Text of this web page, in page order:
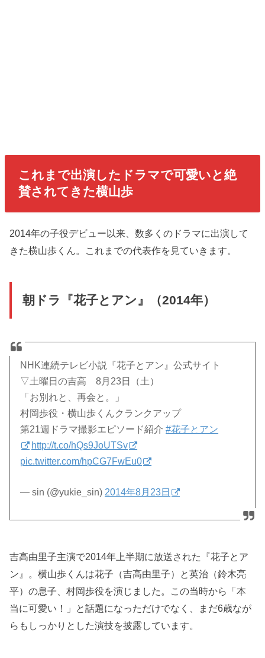
これまで出演したドラマで可愛いと絶
賛されてきた横山歩
2014年の子役デビュー以来、数多くのドラマに出演して
きた横山歩くん。これまでの代表作を見ていきます。
朝ドラ『花子とアン』（2014年）
NHK連続テレビ小説『花子とアン』公式サイト
▽土曜日の吉高 8月23日（土）
「お別れと、再会と。」
村岡歩役・横山歩くんクランクアップ
第21週ドラマ撮影エピソード紹介#花子とアン
http://t.co/hQs9JoUTSv
pic.twitter.com/hpCG7FwEu0
— sin (@yukie_sin) 2014年8月23日
吉高由里子主演で2014年上半期に放送された『花子とア
ン』。横山歩くんは花子（吉高由里子）と英治（鈴木亮
平）の息子、村岡歩役を演じました。 この当時から「本
当に可愛い！」と話題になっただけでなく、まだ6歳なが
らもしっかりとした演技を披露しています。